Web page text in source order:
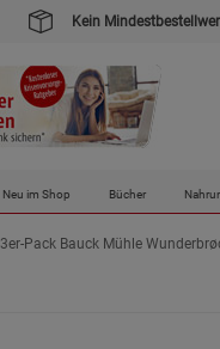
Kein
Neu im Shop Bücher
3er-Pack Bauck Mühle